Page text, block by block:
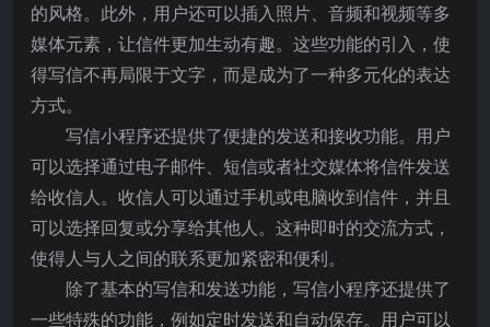
的风格。此外，用户还可以插入照片、音频和视频等多
媒体元素，让信件更加生动有趣。这些功能的引入，使
得写信不再局限于文字，而是成为了一种多元化的表达
方式。
写信小程序还提供了便捷的发送和接收功能。用户
可以选择通过电子邮件、短信或者社交媒体将信件发送
给收信人。收信人可以通过手机或电脑收到信件，并且
可以选择回复或分享给其他人。这种即时的交流方式，
使得人与人之间的联系更加紧密和便利。
除了基本的写信和发送功能，写信小程序还提供了
一些特殊的功能，例如定时发送和自动保存。用户可以